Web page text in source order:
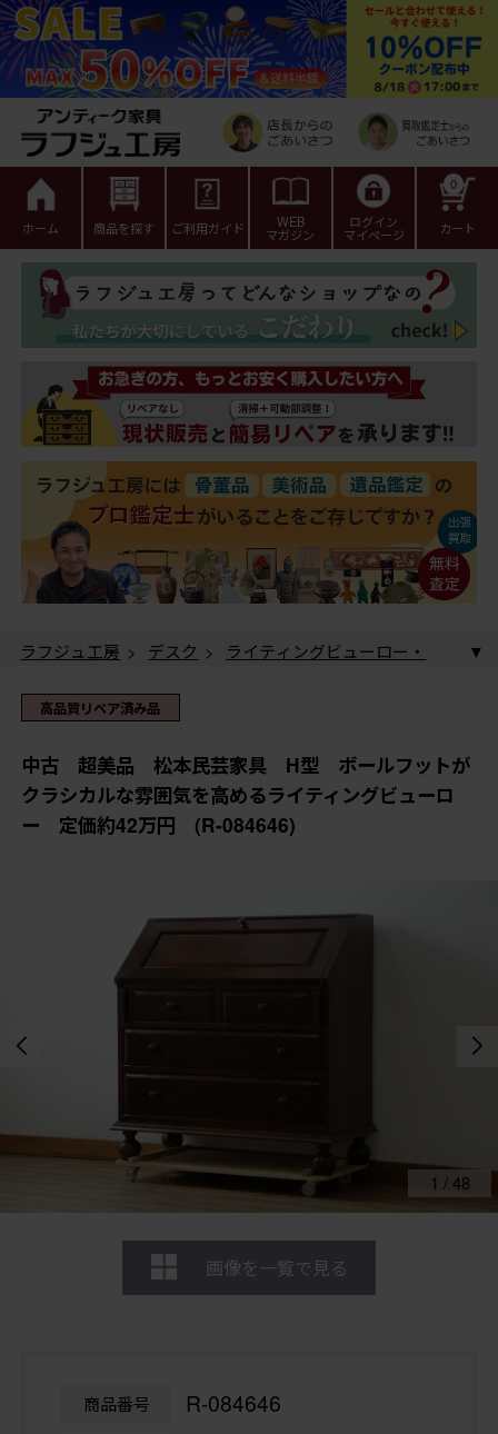
ホーム 商品を探す ご利用ガイド WEB
マガジン
ログイン
マイページ カート
0
ラフジュ工房 > デスク >
ライティングビューロー・
ットがクラシカルな雰囲気を高めるライティングビュー
ロー 定価約42万円 (R-084646)
高品質リペア済み品
中古 超美品 松本民芸家具 H型 ボールフットが
クラシカルな雰囲気を高めるライティングビューロ
ー 定価約42万円 (R-084646)
1 /48
画像を一覧で見る
商品番号 R-084646